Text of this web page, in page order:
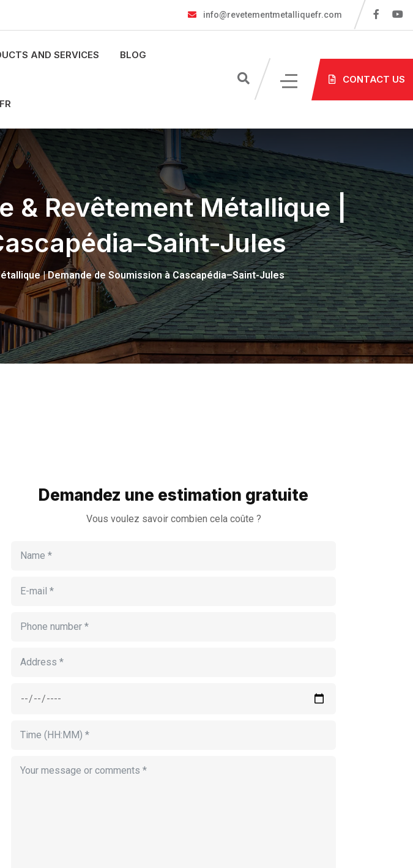
info@revetementmetalliquefr.com
AND SERVICES BLOG
FR
CONTACT US
& Revêtement Métallique |
Jules
| Demande de Soumission à Cascapédia–Saint-Jules
Demandez une estimation gratuite
Vous voulez savoir combien cela coûte ?